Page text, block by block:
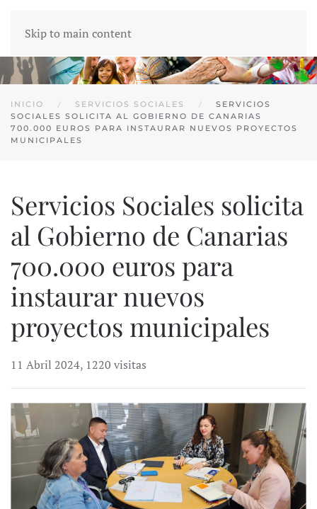
Skip to main content
INICIO SERVICIOS SOCIALES
SERVICIOS
SOCIALES SOLICITA AL GOBIERNO DE CANARIAS
700.000 EUROS PARA INSTAURAR NUEVOS PROYECTOS
MUNICIPALES
Servicios Sociales solicita
al Gobierno de Canarias
700.000 euros para
instaurar nuevos
proyectos municipales
11 Abril 2024, 1220 visitas